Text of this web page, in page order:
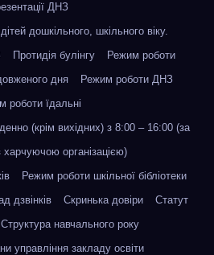
ДНЗ
дошкільного, шкільного віку.
Протидія булінгу
Режим роботи
дня
Режим роботи ДНЗ
роботи їдальні
(крім вихідних) з 8:00 – 16:00 (за
організацією)
Режим роботи шкільної бібліотеки
дзвінків Скринька довіри
Статут
Структура навчального року
управління закладу освіти